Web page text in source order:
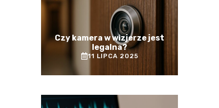
Czy kamera w wizjerze jest
legalna?
11 LIPCA 2025